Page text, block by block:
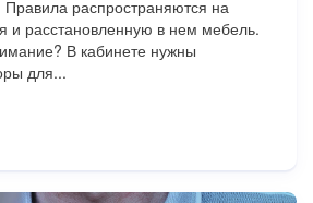
Правила распространяются на
и расстановленную в нем мебель.
В кабинете нужны
для...